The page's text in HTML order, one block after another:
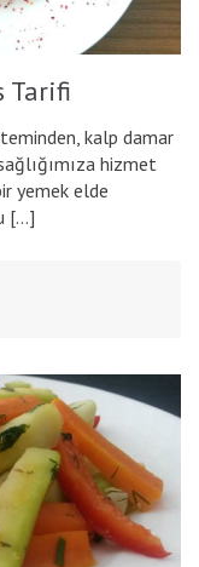
Tarifi
kalp damar
hizmet
yemek elde
[…]